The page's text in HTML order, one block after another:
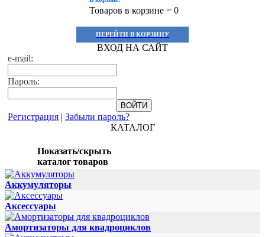
Товаров в корзине = 0
ПЕРЕЙТИ В КОРЗИНУ
ВХОД НА САЙТ
e-mail:
Пароль:
Регистрация | Забыли пароль?
КАТАЛОГ
Показать/скрыть
каталог товаров
Аккумуляторы
Аксессуары
Амортизаторы для квадроциклов